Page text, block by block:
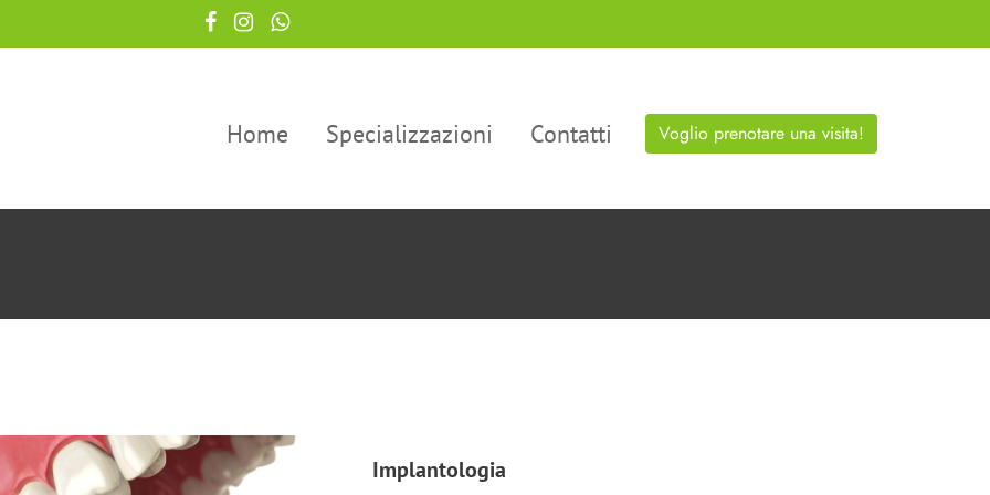
Voglio prenotare una visita!
Home Specializzazioni Contatti
Implantologia